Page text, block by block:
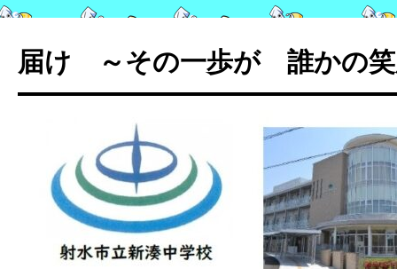
テ
ン
届け ～その一歩が 誰かの笑